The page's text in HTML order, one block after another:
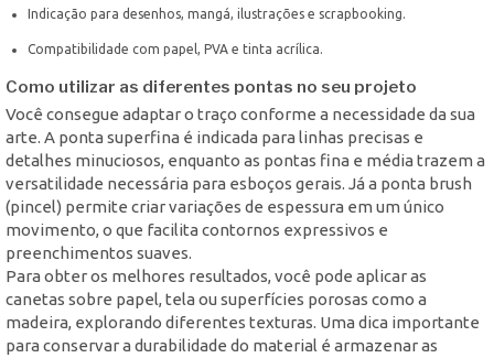
Indicação para desenhos, mangá, ilustrações e scrapbooking.
Compatibilidade com papel, PVA e tinta acrílica.
Como utilizar as diferentes pontas no seu projeto
Você consegue adaptar o traço conforme a necessidade da sua
arte. A ponta superfina é indicada para linhas precisas e
detalhes minuciosos, enquanto as pontas fina e média trazem a
versatilidade necessária para esboços gerais. Já a ponta brush
(pincel) permite criar variações de espessura em um único
movimento, o que facilita contornos expressivos e
preenchimentos suaves.
Para obter os melhores resultados, você pode aplicar as
canetas sobre papel, tela ou superfícies porosas como a
madeira, explorando diferentes texturas. Uma dica importante
para conservar a durabilidade do material é armazenar as